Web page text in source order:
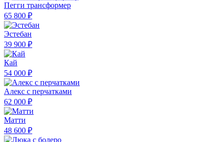
Пегги трансформер
65 800 ₽
Эстебан
39 900 ₽
Кай
54 000 ₽
Алекс с перчатками
62 000 ₽
Матти
48 600 ₽